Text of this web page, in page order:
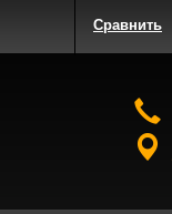
Сравнить